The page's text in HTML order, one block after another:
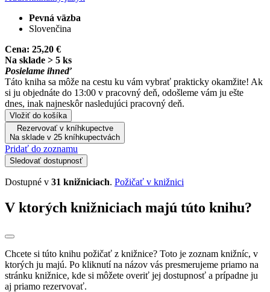
Pevná väzba
Slovenčina
Cena: 25,20 €
Na sklade > 5 ks
Posielame ihneď
Táto kniha sa môže na cestu ku vám vybrať prakticky okamžite! Ak
si ju objednáte do 13:00 v pracovný deň, odošleme vám ju ešte
dnes, inak najneskôr nasledujúci pracovný deň.
Vložiť do košíka
Rezervovať v kníhkupectve
Na sklade v 25 kníhkupectvách
Pridať do zoznamu
Sledovať dostupnosť
Dostupné v 31 knižniciach. Požičať v knižnici
V ktorých knižniciach majú túto knihu?
Chcete si túto knihu požičať z knižnice? Toto je zoznam knižníc, v
ktorých ju majú. Po kliknutí na názov vás presmerujeme priamo na
stránku knižnice, kde si môžete overiť jej dostupnosť a prípadne ju
aj priamo rezervovať.